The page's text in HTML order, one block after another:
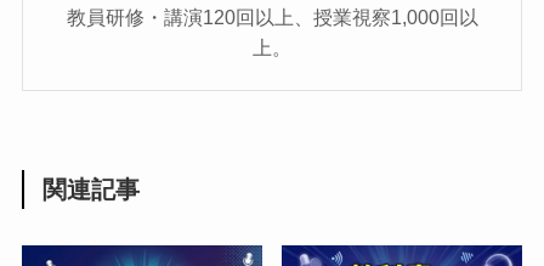
教員研修・講演120回以上、授業視察1,000回以
上。
関連記事